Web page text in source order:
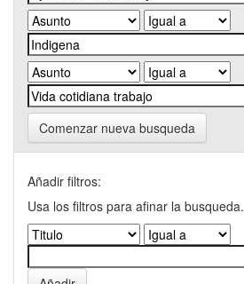
Comenzar nueva busqueda
Añadir filtros:
Usa los filtros para afinar la busqueda.